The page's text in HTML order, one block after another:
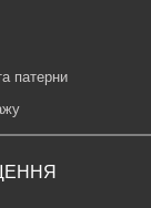
патерни